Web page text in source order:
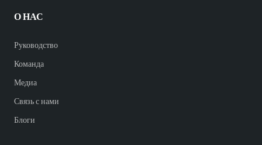
О НАС
Руководство
Команда
Медиа
Связь с нами
Блоги